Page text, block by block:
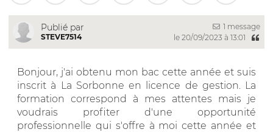
Publié par
STEVE7514
1 message
le 20/09/2023 à 13:01
Bonjour, j'ai obtenu mon bac cette année et suis
inscrit à La Sorbonne en licence de gestion. La
formation correspond à mes attentes mais je
voudrais profiter d'une opportunité
professionnelle qui s'offre à moi cette année et